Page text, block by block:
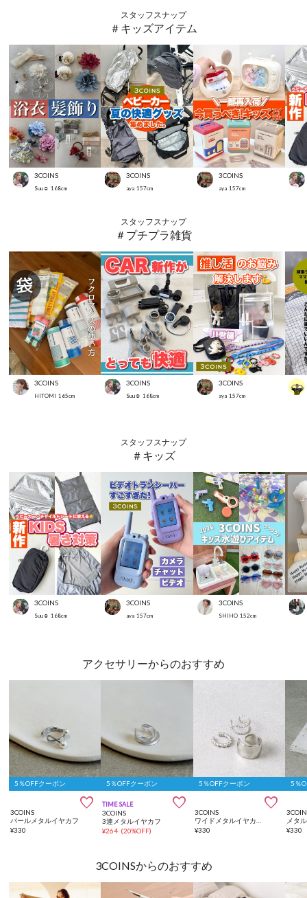
スタッフスナップ
＃キッズアイテム
3COINS
Suu☺︎ 168cm
3COINS
aya 157cm
3COINS
aya 157cm
スタッフスナップ
＃プチプラ雑貨
3COINS
HITOMI 165cm
3COINS
Suu☺︎ 168cm
3COINS
aya 157cm
スタッフスナップ
＃キッズ
3COINS
Suu☺︎ 168cm
3COINS
aya 157cm
3COINS
SHIHO 152cm
アクセサリーからのおすすめ
5％OFFクーポン

3COINS
パールメタルイヤカフ
¥330
5％OFFクーポン
TIME SALE 
3COINS
3連メタルイヤカフ
¥264 (20%OFF)
5％OFFクーポン

3COINS
¥330
5％
¥330
3COINSからのおすすめ